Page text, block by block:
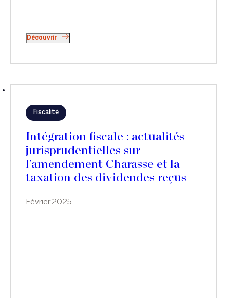
Découvrir
Fiscalité
Février 2025
Intégration fiscale : actualités
jurisprudentielles sur
l’amendement Charasse et la
taxation des dividendes reçus